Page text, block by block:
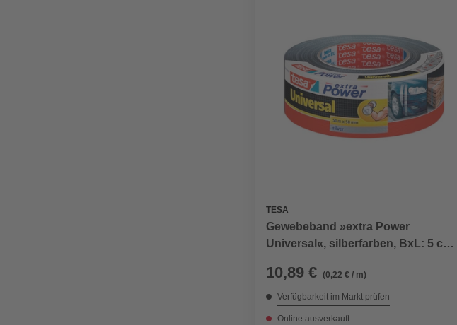
TESA
Gewebeband »extra Power
Universal«, silberfarben, BxL: 5 cm x
10,89 € (0,22 € / m)
Verfügbarkeit im Markt prüfen
Online ausverkauft